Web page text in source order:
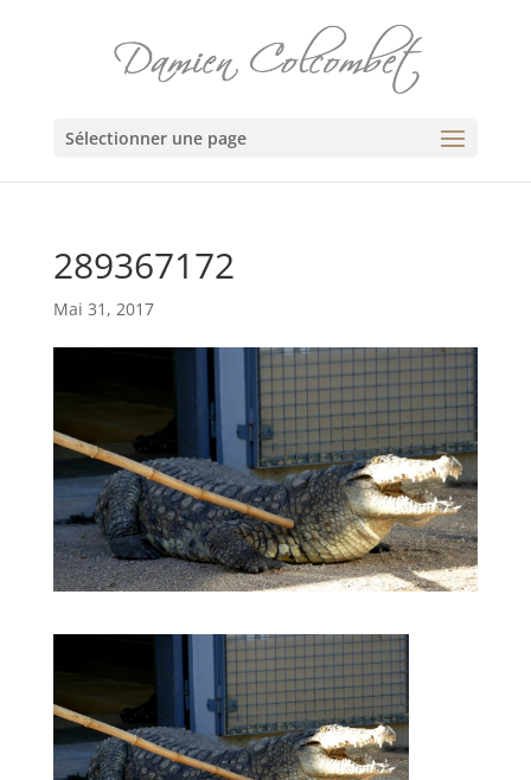
Sélectionner une page
289367172
Mai 31, 2017